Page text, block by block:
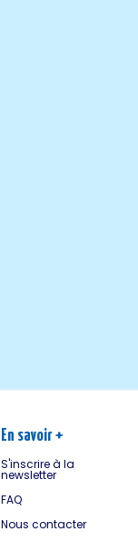
En savoir +
S'inscrire à la
newsletter
FAQ
Nous contacter